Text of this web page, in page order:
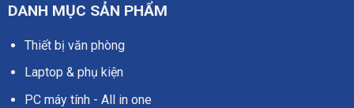
DANH MỤC SẢN PHẨM
Thiết bị văn phòng
Laptop & phụ kiện
PC máy tính - All in one